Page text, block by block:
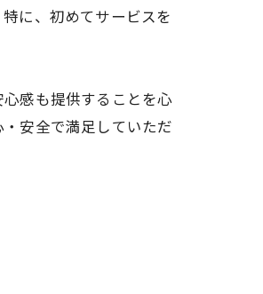
に、初めてサービスを
感も提供することを心
安全で満足していただ